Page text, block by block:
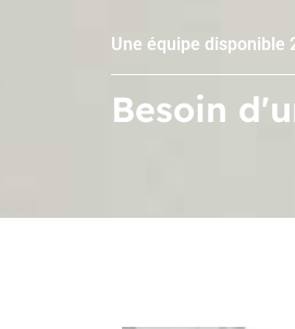
Une équipe disponible
Besoin